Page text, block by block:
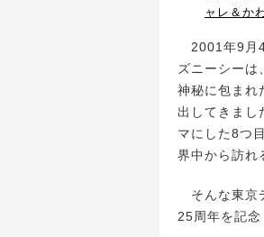
ャレ＆か
2001年9月4
ズニーシー
神秘に包まれ
出してきまし
マにした8つ
界中から訪れ
そんな東京
25周年を記